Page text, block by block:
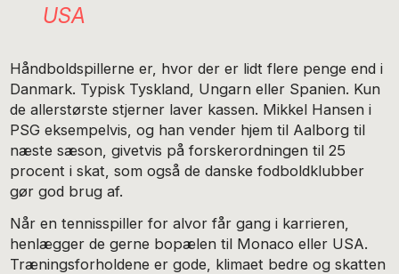
USA
Håndboldspillerne er, hvor der er lidt flere penge end i
Danmark. Typisk Tyskland, Ungarn eller Spanien. Kun
de allerstørste stjerner laver kassen. Mikkel Hansen i
PSG eksempelvis, og han vender hjem til Aalborg til
næste sæson, givetvis på forskerordningen til 25
procent i skat, som også de danske fodboldklubber
gør god brug af.
Når en tennisspiller for alvor får gang i karrieren,
henlægger de gerne bopælen til Monaco eller USA.
Træningsforholdene er gode, klimaet bedre og skatten